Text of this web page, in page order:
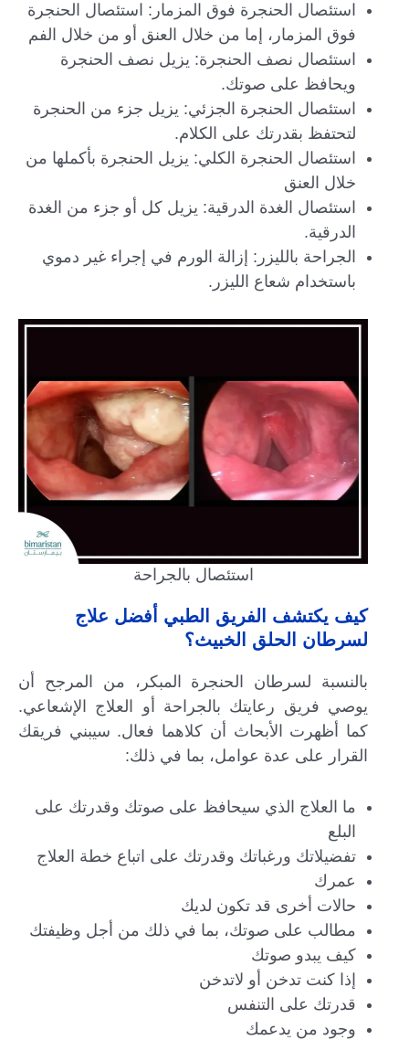
استئصال الحنجرة فوق المزمار: استئصال الحنجرة
فوق المزمار، إما من خلال العنق أو من خلال الفم
استئصال نصف الحنجرة: يزيل نصف الحنجرة
ويحافظ على صوتك.
استئصال الحنجرة الجزئي: يزيل جزء من الحنجرة
لتحتفظ بقدرتك على الكلام.
استئصال الحنجرة الكلي: يزيل الحنجرة بأكملها من
خلال العنق
استئصال الغدة الدرقية: يزيل كل أو جزء من الغدة
الدرقية.
الجراحة بالليزر: إزالة الورم في إجراء غير دموي
باستخدام شعاع الليزر.
استئصال بالجراحة
كيف يكتشف الفريق الطبي أفضل علاج
لسرطان الحلق الخبيث؟
بالنسبة لسرطان الحنجرة المبكر، من المرجح أن
يوصي فريق رعايتك بالجراحة أو العلاج الإشعاعي.
كما أظهرت الأبحاث أن كلاهما فعال. سيبني فريقك
القرار على عدة عوامل، بما في ذلك:
ما العلاج الذي سيحافظ على صوتك وقدرتك على
البلع
تفضيلاتك ورغباتك وقدرتك على اتباع خطة العلاج
عمرك
حالات أخرى قد تكون لديك
مطالب على صوتك، بما في ذلك من أجل وظيفتك
كيف يبدو صوتك
إذا كنت تدخن أو لاتدخن
قدرتك على التنفس
وجود من يدعمك